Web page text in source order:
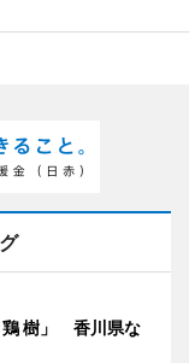
鶏 樹」 香川県な